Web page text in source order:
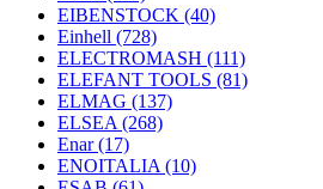
EIBENSTOCK (40)
Einhell (728)
ELECTROMASH (111)
ELEFANT TOOLS (81)
ELMAG (137)
ELSEA (268)
Enar(17)
ENOITALIA (10)